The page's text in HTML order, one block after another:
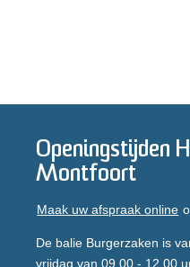
Openingstijden
Montfoort
Maak uw afspraak online
De balie Burgerzaken is
vrijdag van 09.00 - 12.00